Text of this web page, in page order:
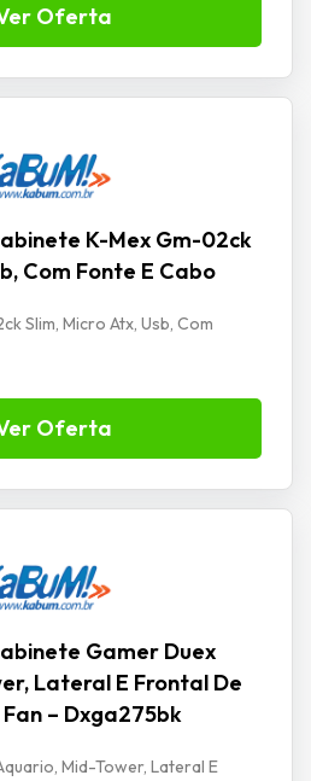
Oferta
K-Mex Gm-02ck
Com Fonte E Cabo
Slim, Micro Atx, Usb, Com
Oferta
Gamer Duex
Lateral E Frontal De
– Dxga275bk
Mid-Tower, Lateral E